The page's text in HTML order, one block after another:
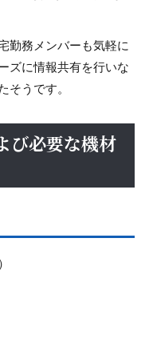
勤務メンバーも気軽に
ズに情報共有を行いな
そうです。
び必要な機材